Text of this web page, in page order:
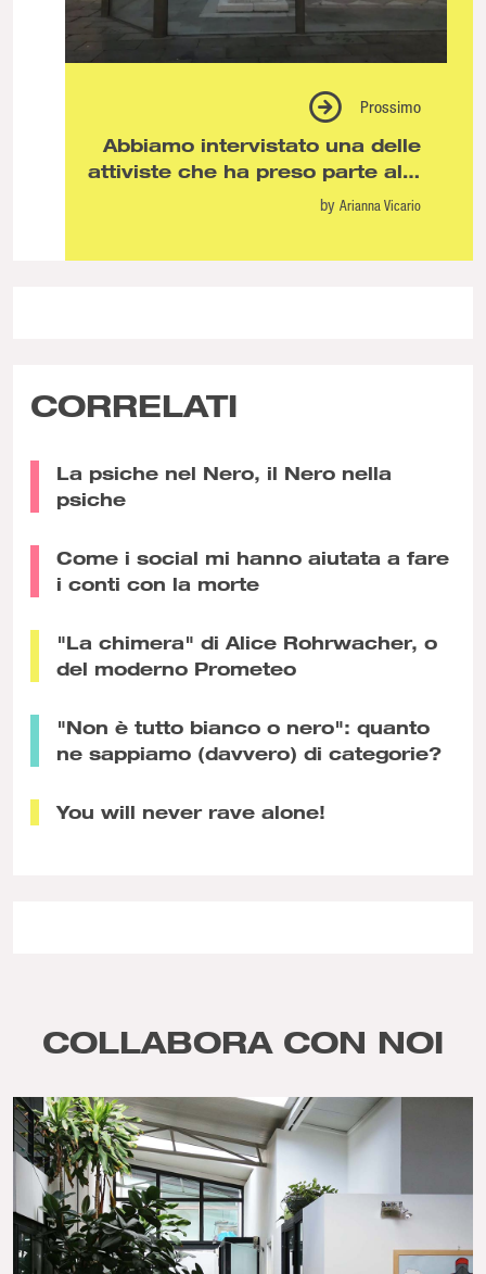
Prossimo
Abbiamo intervistato una delle
attiviste che ha preso parte alle
proteste durante l’80esima
by Arianna Vicario
CORRELATI
La psiche nel Nero, il Nero nella
psiche
Come i social mi hanno aiutata a fare
i conti con la morte
"La chimera" di Alice Rohrwacher, o
del moderno Prometeo
"Non è tutto bianco o nero": quanto
ne sappiamo (davvero) di categorie?
You will never rave alone!
COLLABORA CON NOI